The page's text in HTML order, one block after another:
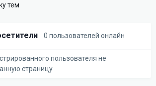
тем
0 пользователей онлайн
пользователя не
страницу